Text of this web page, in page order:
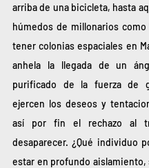
arriba de una bicicleta, hasta
húmedos de millonarios como
tener colonias espaciales en
anhela la llegada de un
purificado de la fuerza de
ejercen los deseos y
así por fin el rechazo al
desaparecer. ¿Qué individuo
estar en profundo